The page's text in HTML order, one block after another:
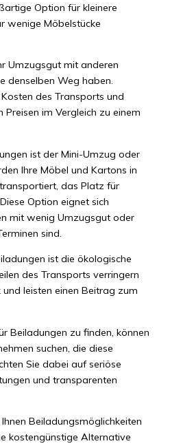
Option für kleinere
wenige Möbelstücke
Umzugsgut mit anderen
denselben Weg haben.
des Transports und
im Vergleich zu einem
ist der Mini-Umzug oder
Ihre Möbel und Kartons in
das Platz für
Option eignet sich
mit wenig Umzugsgut oder
sind.
ist die ökologische
des Transports verringern
leisten einen Beitrag zum
Beiladungen zu finden, können
suchen, die diese
Sie dabei auf seriöse
und transparenten
Beiladungsmöglichkeiten
kostengünstige Alternative